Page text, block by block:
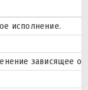
исполнение.
зависящее